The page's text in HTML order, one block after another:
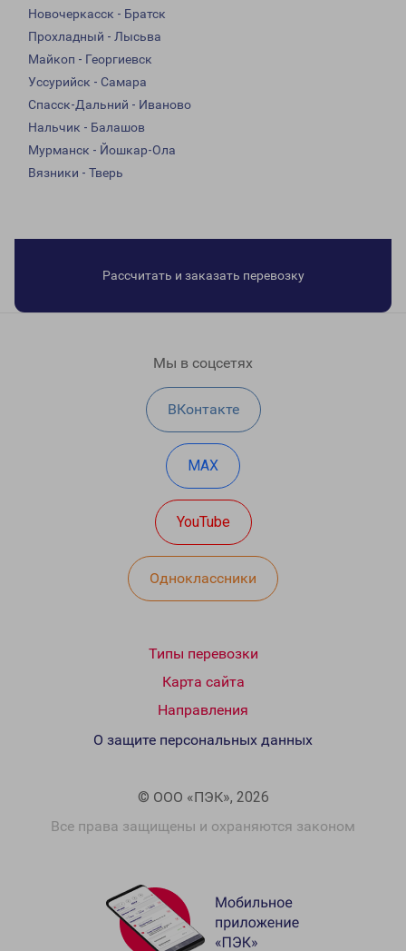
Новочеркасск - Братск
Прохладный - Лысьва
Майкоп - Георгиевск
Уссурийск - Самара
Спасск-Дальний - Иваново
Нальчик - Балашов
Мурманск - Йошкар-Ола
Вязники - Тверь
Рассчитать и заказать перевозку
Мы в соцсетях
ВКонтакте
MAX
YouTube
Одноклассники
Типы перевозки
Карта сайта
Направления
© ООО «ПЭК», 2026
Все права защищены и охраняются законом
О защите персональных данных